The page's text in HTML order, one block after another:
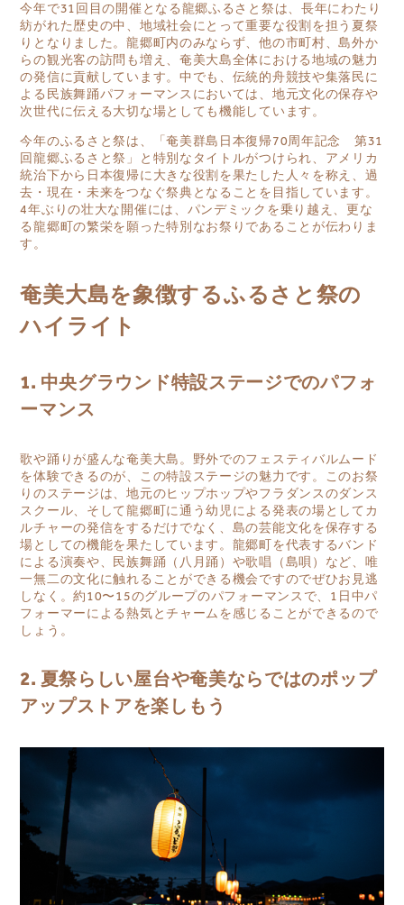
今年で31回目の開催となる龍郷ふるさと祭は、長年にわたり
紡がれた歴史の中、地域社会にとって重要な役割を担う夏祭
りとなりました。龍郷町内のみならず、他の市町村、島外か
らの観光客の訪問も増え、奄美大島全体における地域の魅力
の発信に貢献しています。中でも、伝統的舟競技や集落民に
よる民族舞踊パフォーマンスにおいては、地元文化の保存や
次世代に伝える大切な場としても機能しています。
今年のふるさと祭は、「奄美群島日本復帰70周年記念 第31
回龍郷ふるさと祭」と特別なタイトルがつけられ、アメリカ
統治下から日本復帰に大きな役割を果たした人々を称え、過
去・現在・未来をつなぐ祭典となることを目指しています。
4年ぶりの壮大な開催には、パンデミックを乗り越え、更な
る龍郷町の繁栄を願った特別なお祭りであることが伝わりま
す。
奄美大島を象徴するふるさと祭の
ハイライト
1. 中央グラウンド特設ステージでのパフォ
ーマンス
歌や踊りが盛んな奄美大島。野外でのフェスティバルムード
を体験できるのが、この特設ステージの魅力です。このお祭
りのステージは、地元のヒップホップやフラダンスのダンス
スクール、そして龍郷町に通う幼児による発表の場としてカ
ルチャーの発信をするだけでなく、島の芸能文化を保存する
場としての機能を果たしています。龍郷町を代表するバンド
による演奏や、民族舞踊（八月踊）や歌唱（島唄）など、唯
一無二の文化に触れることができる機会ですのでぜひお見逃
しなく。約10〜15のグループのパフォーマンスで、1日中パ
フォーマーによる熱気とチャームを感じることができるので
しょう。
2. 夏祭らしい屋台や奄美ならではのポップ
アップストアを楽しもう